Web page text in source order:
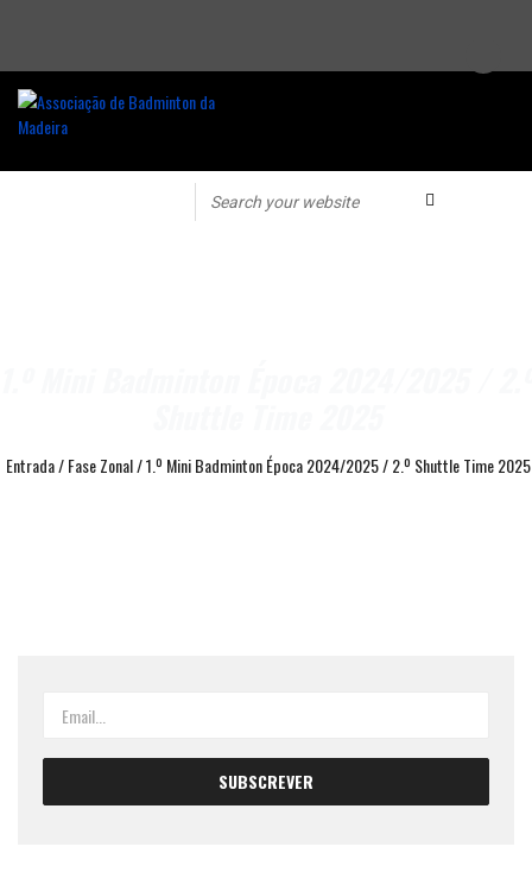
Entrada/ Fase Zonal/1.º Mini Badminton Época 2024/2025 / 2.º Shuttle Time 2025